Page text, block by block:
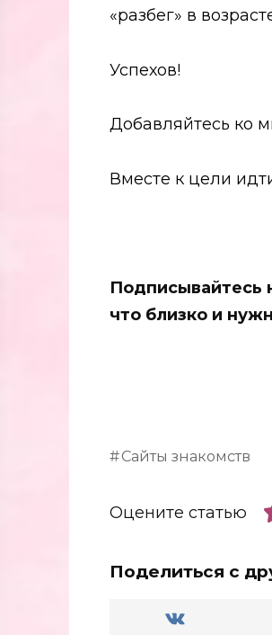
«разбег» в
Успехов!
Добавляйтесь ко
Вместе к цели
Подписывайтесь
что близко и
Сайты знакомств
Оцените статью
Поделиться с